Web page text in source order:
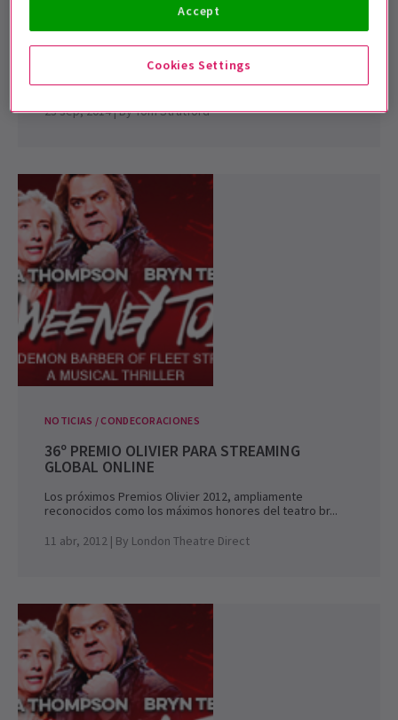
Sweeney Todd protagonizada por Emma
Thompson y Bryn Terfel. ¡En oferta hoy!
Sweeney Todd protagonizada por Emma Thompson y
Bryn Terfel en el London Coliseum. ¡Entradas a la ...
23 sep, 2014| ByTom Stratford
NOTICIAS / CONDECORACIONES
36º PREMIO OLIVIER PARA STREAMING
GLOBAL ONLINE
Los próximos Premios Olivier 2012, ampliamente
reconocidos como los máximos honores del teatro br...
11 abr, 2012 | By London Theatre Direct
Cookies Settings
Accept